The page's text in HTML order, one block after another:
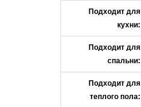
Подходит для
кухни:
Подходит для
спальни:
Подходит для
теплого пола: